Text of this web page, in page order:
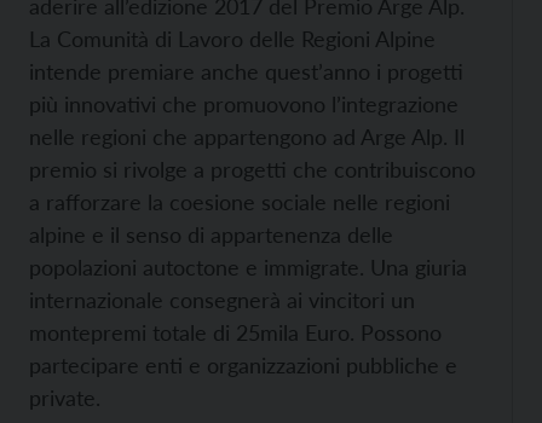
aderire all’edizione 2017 del Premio Arge Alp.
La Comunità di Lavoro delle Regioni Alpine
intende premiare anche quest’anno i progetti
più innovativi che promuovono l’integrazione
nelle regioni che appartengono ad Arge Alp. Il
premio si rivolge a progetti che contribuiscono
a rafforzare la coesione sociale nelle regioni
alpine e il senso di appartenenza delle
popolazioni autoctone e immigrate. Una giuria
internazionale consegnerà ai vincitori un
montepremi totale di 25mila Euro. Possono
partecipare enti e organizzazioni pubbliche e
private.